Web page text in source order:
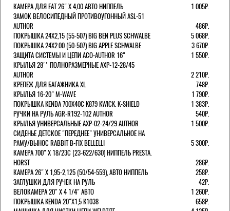
КАМЕРА ДЛЯ FAT 26" X 4,00 АВТО НИППЕЛЬ
1 005Р.
ЗАМОК ВЕЛОСИПЕДНЫЙ ПРОТИВОУГОННЫЙ ASL-51
AUTHOR
486Р.
ПОКРЫШКА 24X2,15 (55-507) BIG BEN PLUS SCHWALBE
5 068Р.
ПОКРЫШКА 24X2.00 (50-507) BIG APPLE SCHWALBE
3 670Р.
ЗАЩИТА СИСТЕМЫ И ЦЕПИ ACO-AUTHOR 16"
1 550Р.
КРЫЛЬЯ 28'' ПОЛНОРАЗМЕРНЫЕ AXP-12-28/45
AUTHOR
2 210Р.
КРЕПЕЖ ДЛЯ БАГАЖНИКА XL
748Р.
КРЫЛЬЯ 16-20" M-WAVE
1 790Р.
ПОКРЫШКА KENDA 700Х40С K879 KWICK. K-SHIELD
1 383Р.
РУЧКИ НА РУЛЬ AGR-R192-102 AUTHOR
540Р.
КРЫЛЬЯ УНИВЕРСАЛЬНЫЕ AXP-02-24/29 AUTHOR
1 500Р.
СИДЕНЬЕ ДЕТСКОЕ "ПЕРЕДНЕЕ" УНИВЕРСАЛЬНОЕ НА
РАМУ/ВЫНОС RABBIT B-FIX BELLELLI
5 300Р.
КАМЕРА 700" Х 18/23C (23-622/630) НИППЕЛЬ PRESTA.
HORST
286Р.
КАМЕРА 26" X 1,95-2,125 (50/54-559), АВТО НИППЕЛЬ
258Р.
ЗАГЛУШКИ ДЛЯ РУЧЕК НА РУЛЬ
42Р.
ВЕЛОКАМЕРА 20" Х 4 1/4" АВТО
1 260Р.
ПОКРЫШКА KENDA 20"Х1,5 K1038
658Р.